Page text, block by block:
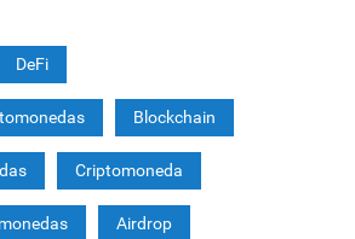
DeFi
Blockchain
Criptomoneda
Airdrop